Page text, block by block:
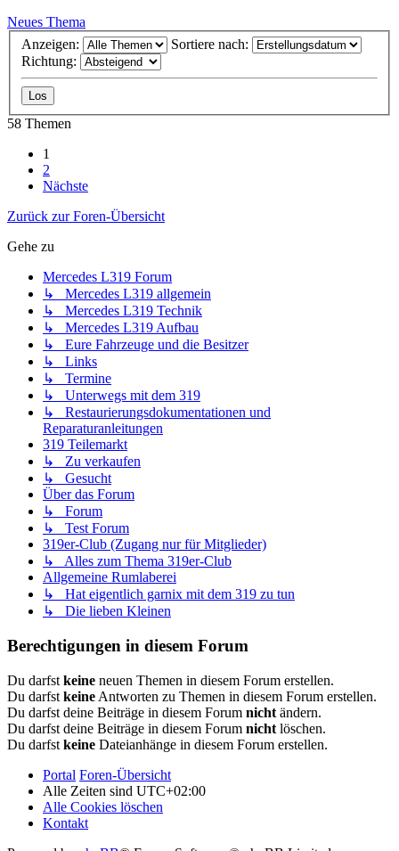
Neues Thema
Anzeigen:
Sortiere nach:
Richtung:
58 Themen
1
2
Nächste
Zurück zur Foren-Übersicht
Gehe zu
Mercedes L319 Forum
↳ Mercedes L319 allgemein
↳ Mercedes L319 Technik
↳ Mercedes L319 Aufbau
↳ Eure Fahrzeuge und die Besitzer
↳ Links
↳ Termine
↳ Unterwegs mit dem 319
↳ Restaurierungsdokumentationen und
Reparaturanleitungen
319 Teilemarkt
↳ Zu verkaufen
↳ Gesucht
Über das Forum
↳ Forum
↳ Test Forum
319er-Club (Zugang nur für Mitglieder)
↳ Alles zum Thema 319er-Club
Allgemeine Rumlaberei
↳ Hat eigentlich garnix mit dem 319 zu tun
↳ Die lieben Kleinen
Berechtigungen in diesem Forum
Du darfst keine neuen Themen in diesem Forum erstellen.
Du darfst keine Antworten zu Themen in diesem Forum erstellen.
Du darfst deine Beiträge in diesem Forum nicht ändern.
Du darfst deine Beiträge in diesem Forum nicht löschen.
Du darfst keine Dateianhänge in diesem Forum erstellen.
Portal Foren-Übersicht
Alle Zeiten sind UTC+02:00
Alle Cookies löschen
Kontakt